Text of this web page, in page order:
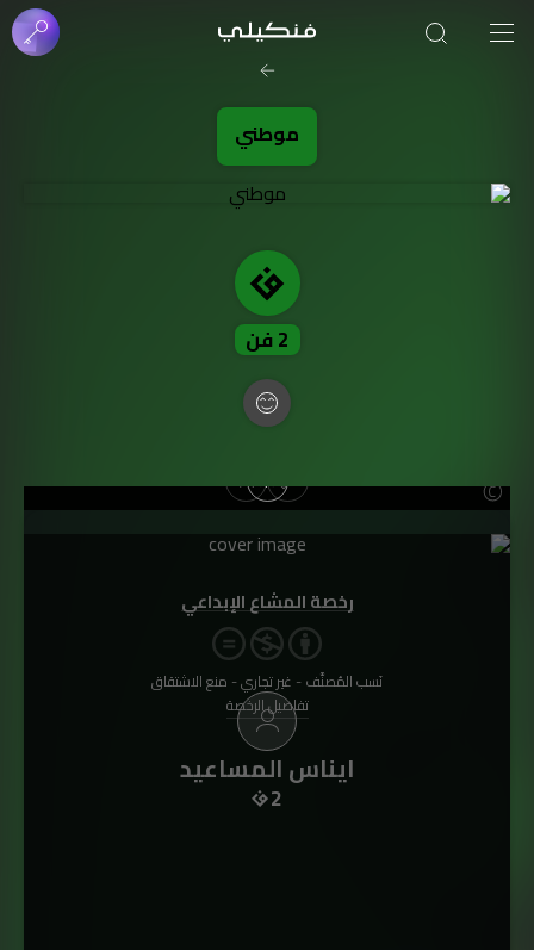
موطني
2فن
ايناس المساعيد
2
رخصة المشاع الإبداعي
نَسب المُصنَّف - غير تجاري - منع الاشتقاق
تفاصيل الرخصة
صورة الغلاف من فن
SOUFIANE Abid